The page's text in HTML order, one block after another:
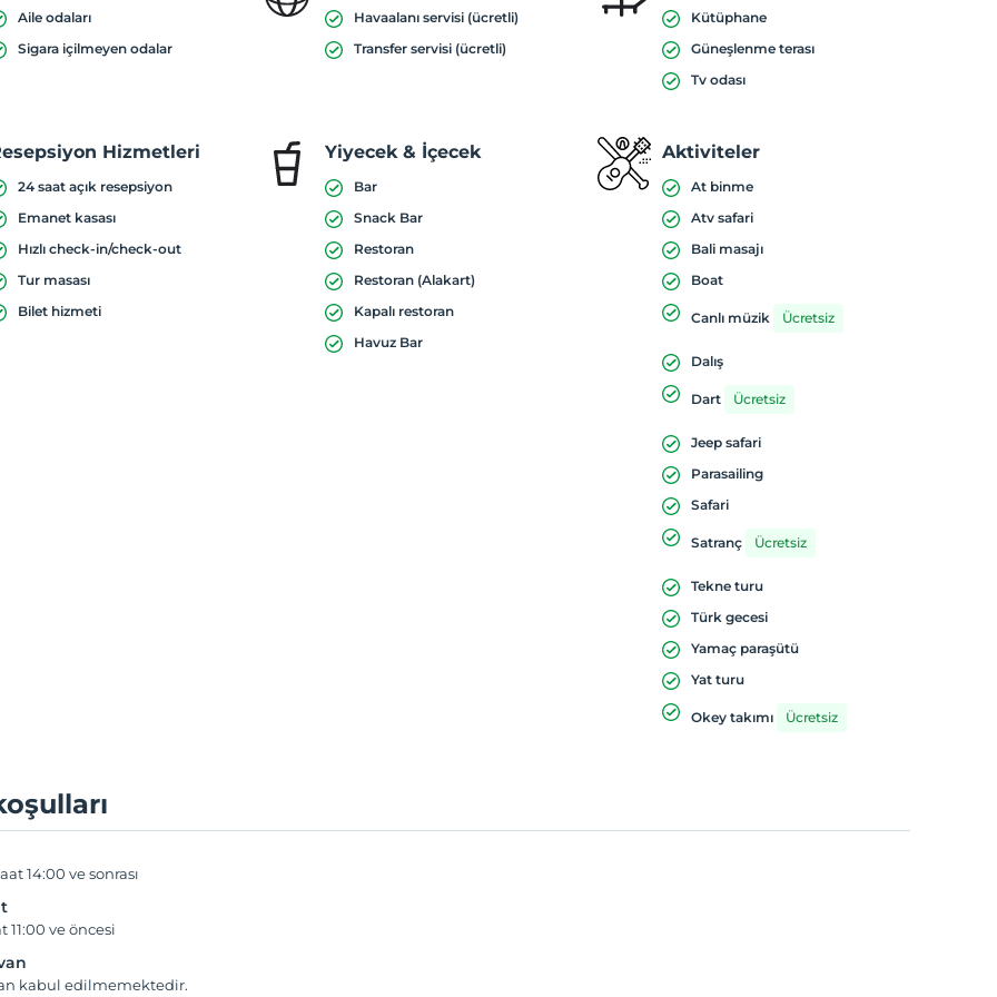
Aile odaları
Sigara içilmeyen odalar
Havaalanı servisi (ücretli)
Transfer servisi (ücretli)
Kütüphane
Güneşlenme terası
Tv odası
Hizmetleri
24 saat açık resepsiyon
Emanet kasası
Hızlı check-in/check-out
Tur masası
Bilet hizmeti
Yiyecek & İçecek
Bar
Snack Bar
Restoran
Restoran (Alakart)
Kapalı restoran
Havuz Bar
Aktiviteler
At binme
Atv safari
Bali masajı
Boat
Canlı müzik Ücretsiz
Dalış
Dart Ücretsiz
Jeep safari
Parasailing
Safari
Satranç Ücretsiz
Tekne turu
Türk gecesi
Yamaç paraşütü
Yat turu
Okey takımı Ücretsiz
14:00 ve sonrası
11:00 ve öncesi
kabul edilmemektedir.